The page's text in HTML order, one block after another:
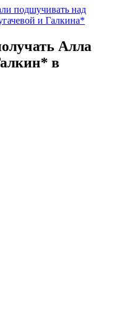
подшучивать над
и Галкина*
Алла
в